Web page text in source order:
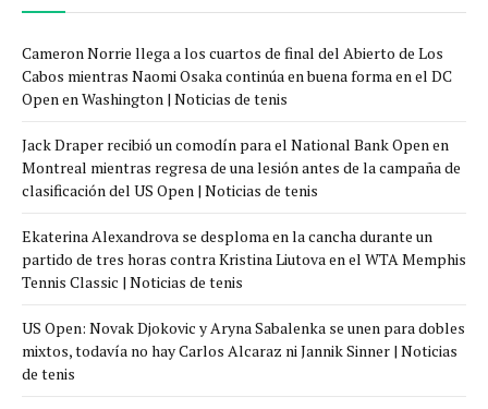
Cameron Norrie llega a los cuartos de final del Abierto de Los
Cabos mientras Naomi Osaka continúa en buena forma en el DC
Open en Washington | Noticias de tenis
Jack Draper recibió un comodín para el National Bank Open en
Montreal mientras regresa de una lesión antes de la campaña de
clasificación del US Open | Noticias de tenis
Ekaterina Alexandrova se desploma en la cancha durante un
partido de tres horas contra Kristina Liutova en el WTA Memphis
Tennis Classic | Noticias de tenis
US Open: Novak Djokovic y Aryna Sabalenka se unen para dobles
mixtos, todavía no hay Carlos Alcaraz ni Jannik Sinner | Noticias
de tenis